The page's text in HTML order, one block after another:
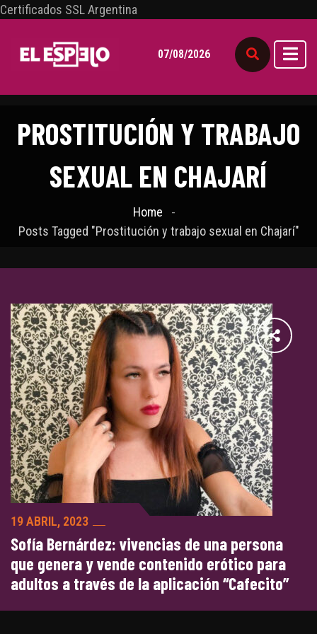
Certificados SSL Argentina
07/08/2026
PROSTITUCIÓN Y TRABAJO
SEXUAL EN CHAJARÍ
Home
Posts Tagged "Prostitución y trabajo sexual en Chajarí"
19 ABRIL, 2023
Sofía Bernárdez: vivencias de una persona
que genera y vende contenido erótico para
adultos a través de la aplicación “Cafecito”